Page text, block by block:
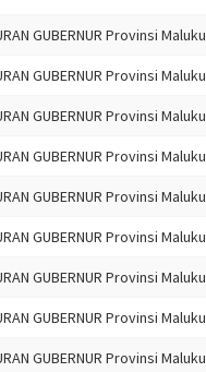
GUBERNUR Provinsi Maluku
GUBERNUR Provinsi Maluku
GUBERNUR Provinsi Maluku
GUBERNUR Provinsi Maluku
GUBERNUR Provinsi Maluku
GUBERNUR Provinsi Maluku
GUBERNUR Provinsi Maluku
GUBERNUR Provinsi Maluku
GUBERNUR Provinsi Maluku